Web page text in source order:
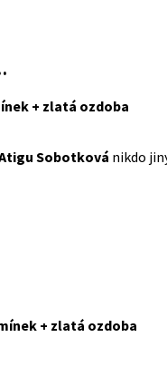
+ zlatá ozdoba
Sobotková nikdo
+ zlatá ozdoba